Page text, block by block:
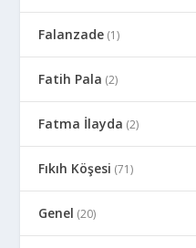
Falanzade (1)
Fatih Pala (2)
Fatma İlayda (2)
Fıkıh Köşesi (71)
Genel (20)